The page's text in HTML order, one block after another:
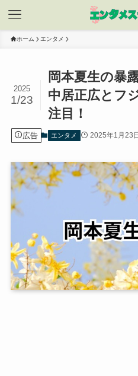
ホーム エンタメ
岡本夏生の暴
中居正広とフ
注目！
2025
1/23
広告 エンタメ 2025年1月23